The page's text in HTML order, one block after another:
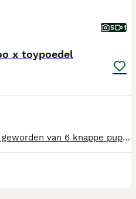
5 1
x toypoedel
Queenie is op 8 juni moeder geworden van 6 knappe puppy’s. Ze zijn nu 8 weken en mogen al bezoek ontvangen. Ze zoeken een 5 sterren huisje om verder op te groeien. Ze groeien binnenshuis op met andere honden en kinderen, ze zijn al erg sociaal. Ook worden ze puppypad zindelijk gemaakt. Ze hebben een Nederlands/ Europees paspoort, een chip en een enting en een gezondheidscheck gehad bij de dierenarts. Als ze t nest verlaten krijgen de puppy’s mee: Paspoort Koopovereenkomst Veeeeel informatie Puppypakket met voer Speeltje Kleedje uit t nest Ik ben een hele kleine fokker, maar wel in het bezit van een vakbekwaamheidsdiploma en een ubn nummer. Ik heb af en toe een een nestje , die met veel liefde opgroeien. Als u meer informatie wenst, kunt u me altijd bellen of mailen. Ik sta u graag te woord.